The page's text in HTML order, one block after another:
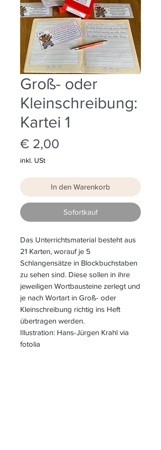
Groß- oder
Kleinschreibung:
Kartei 1
€ 2,00
inkl. USt
In den Warenkorb
Sofortkauf
Das Unterrichtsmaterial besteht aus
21 Karten, worauf je 5
Schlangensätze in Blockbuchstaben
zu sehen sind. Diese sollen in ihre
jeweiligen Wortbausteine zerlegt und
je nach Wortart in Groß- oder
Kleinschreibung richtig ins Heft
übertragen werden.
Illustration: Hans-Jürgen Krahl via
fotolia